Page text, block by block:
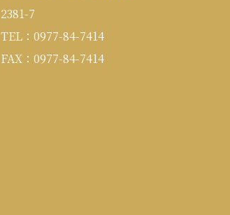
2381-7
TEL：0977-84-7414
FAX：0977-84-7414